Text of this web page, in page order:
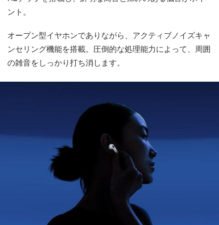
ント。
オープン型イヤホンでありながら、アクティブノイズキャ
ンセリング機能を搭載。圧倒的な処理能力によって、周囲
の雑音をしっかり打ち消します。